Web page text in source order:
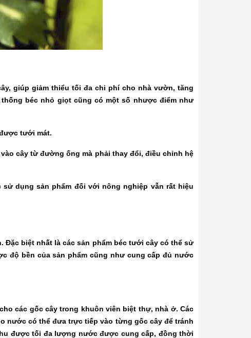
giúp giảm thiểu tối đa chi phí cho nhà vườn, tăng
béc nhỏ giọt cũng có một số nhược điểm như
tưới mát.
cây từ đường ống mà phải thay đổi, điều chỉnh hệ
dụng sản phẩm đối với nông nghiệp vẫn rất hiệu
biệt nhất là các sản phẩm béc tưới cây có thể sử
độ bền của sản phẩm cũng như cung cấp đủ nước
các gốc cây trong khuôn viên biệt thự, nhà ở. Các
nước có thể đưa trực tiếp vào từng gốc cây để tránh
được tối đa lượng nước được cung cấp, đồng thời